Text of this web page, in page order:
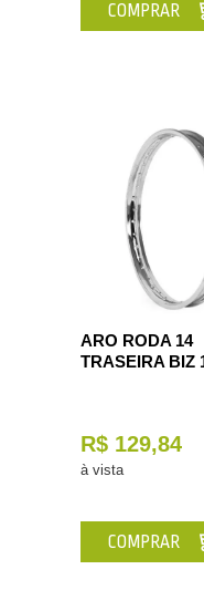
COMPRAR
ARO RODA 14
TRASEIRA BIZ
R$ 129,84
à vista
COMPRAR